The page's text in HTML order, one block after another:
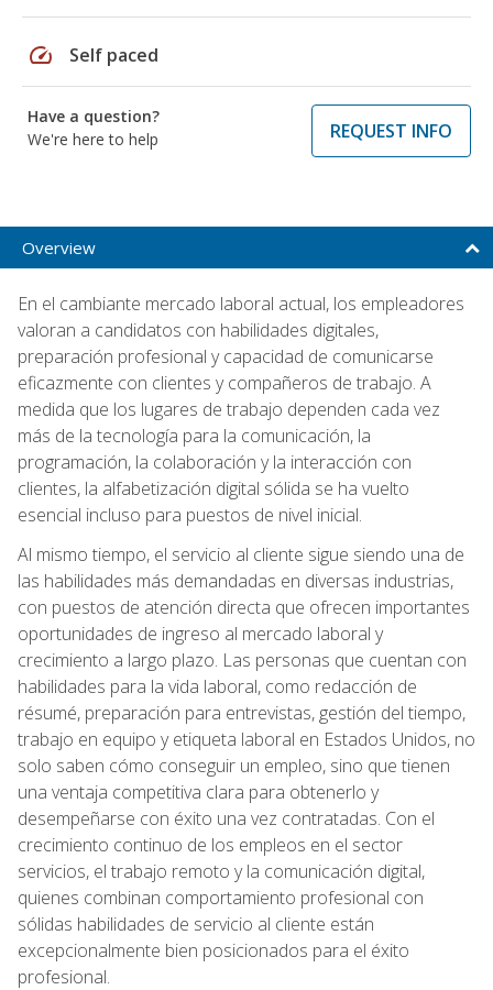
speed Self paced
Have a question?
We're here to help
REQUEST INFO
Overview
En el cambiante mercado laboral actual, los empleadores
valoran a candidatos con habilidades digitales,
preparación profesional y capacidad de comunicarse
eficazmente con clientes y compañeros de trabajo. A
medida que los lugares de trabajo dependen cada vez
más de la tecnología para la comunicación, la
programación, la colaboración y la interacción con
clientes, la alfabetización digital sólida se ha vuelto
esencial incluso para puestos de nivel inicial.
Al mismo tiempo, el servicio al cliente sigue siendo una de
las habilidades más demandadas en diversas industrias,
con puestos de atención directa que ofrecen importantes
oportunidades de ingreso al mercado laboral y
crecimiento a largo plazo. Las personas que cuentan con
habilidades para la vida laboral, como redacción de
résumé, preparación para entrevistas, gestión del tiempo,
trabajo en equipo y etiqueta laboral en Estados Unidos, no
solo saben cómo conseguir un empleo, sino que tienen
una ventaja competitiva clara para obtenerlo y
desempeñarse con éxito una vez contratadas. Con el
crecimiento continuo de los empleos en el sector
servicios, el trabajo remoto y la comunicación digital,
quienes combinan comportamiento profesional con
sólidas habilidades de servicio al cliente están
excepcionalmente bien posicionados para el éxito
profesional.